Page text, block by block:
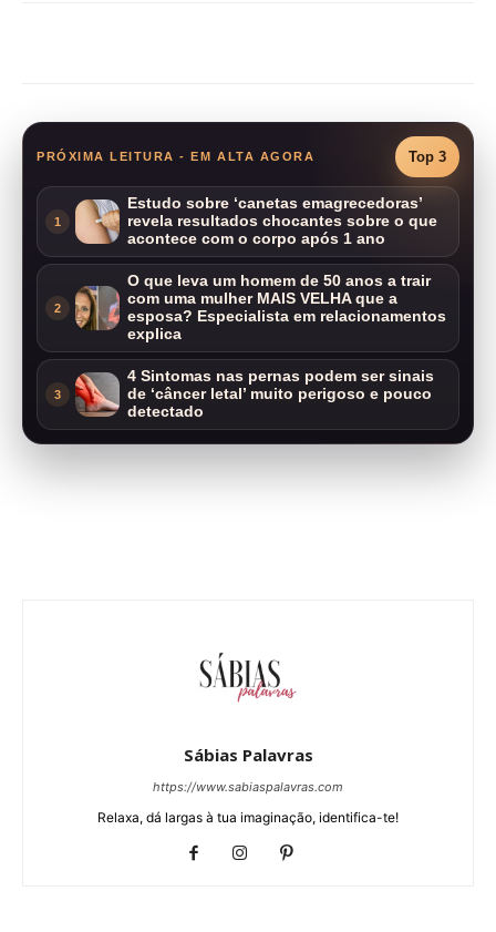
PRÓXIMA LEITURA - EM ALTA AGORA Top 3
1
Estudo sobre ‘canetas emagrecedoras’
revela resultados chocantes sobre o que
acontece com o corpo após 1 ano
2
O que leva um homem de 50 anos a trair
com uma mulher MAIS VELHA que a
esposa? Especialista em relacionamentos
explica
3
4 Sintomas nas pernas podem ser sinais
de ‘câncer letal’ muito perigoso e pouco
detectado
Sábias Palavras
https://www.sabiaspalavras.com
Relaxa, dá largas à tua imaginação, identifica-te!